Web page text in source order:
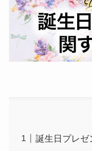
退職・定年
入学・就
成人式
父の日
誕生日プレゼ